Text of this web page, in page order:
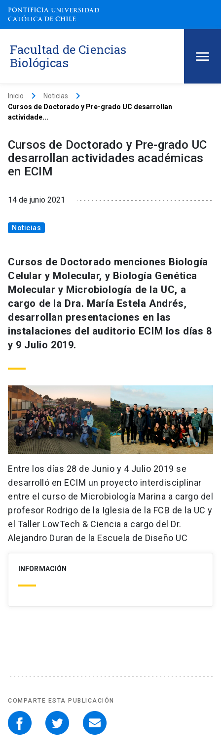
Facultad de Ciencias
Biológicas
Inicio keyboard_arrow_right Noticias keyboard_arrow_right
Cursos de Doctorado y Pre-grado UC desarrollan
actividade...
Cursos de Doctorado y Pre-grado UC
desarrollan actividades académicas
en ECIM
14 de junio 2021
Noticias
Cursos de Doctorado menciones Biología
Celular y Molecular, y Biología Genética
Molecular y Microbiología de la UC, a
cargo de la Dra. María Estela Andrés,
desarrollan presentaciones en las
instalaciones del auditorio ECIM los días 8
y 9 Julio 2019.
Entre los días 28 de Junio y 4 Julio 2019 se
desarrolló en ECIM un proyecto interdisciplinar
entre el curso de Microbiología Marina a cargo del
profesor Rodrigo de la Iglesia de la FCB de la UC y
el Taller LowTech & Ciencia a cargo del Dr.
Alejandro Duran de la Escuela de Diseño UC
INFORMACIÓN
COMPARTE ESTA PUBLICACIÓN